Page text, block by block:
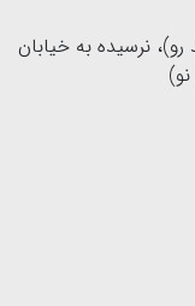
نرسیده به خیابان
2(توانی نو)